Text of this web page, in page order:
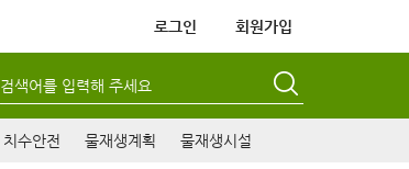
로그인 회원가입
검색어를 입력해 주세요
치수안전 물재생계획 물재생시설